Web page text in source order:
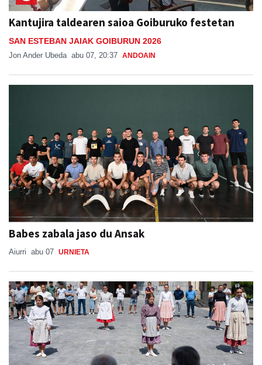
Kantujira taldearen saioa Goiburuko festetan
SAN ESTEBAN JAIAK GOIBURUN 2026
Jon Ander Ubeda abu 07, 20:37 ANDOAIN
Babes zabala jaso du Ansak
Aiurri abu 07 URNIETA